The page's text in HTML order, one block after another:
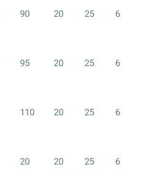
90 20 25 6
95 20 25 6
110 20 25 6
20 20 25 6